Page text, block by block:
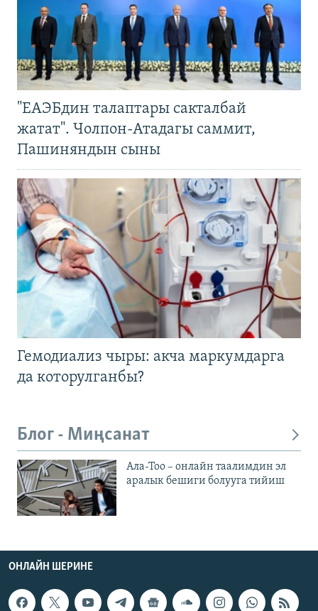
"ЕАЭБдин талаптары сакталбай
жатат". Чолпон-Атадагы саммит,
Пашиняндын сыны
Гемодиализ чыры: акча маркумдарга
да которулганбы?
Блог - Миңсанат
Ала-Тоо – онлайн таалимдин эл
аралык бешиги болууга тийиш
ОНЛАЙН ШЕРИНЕ